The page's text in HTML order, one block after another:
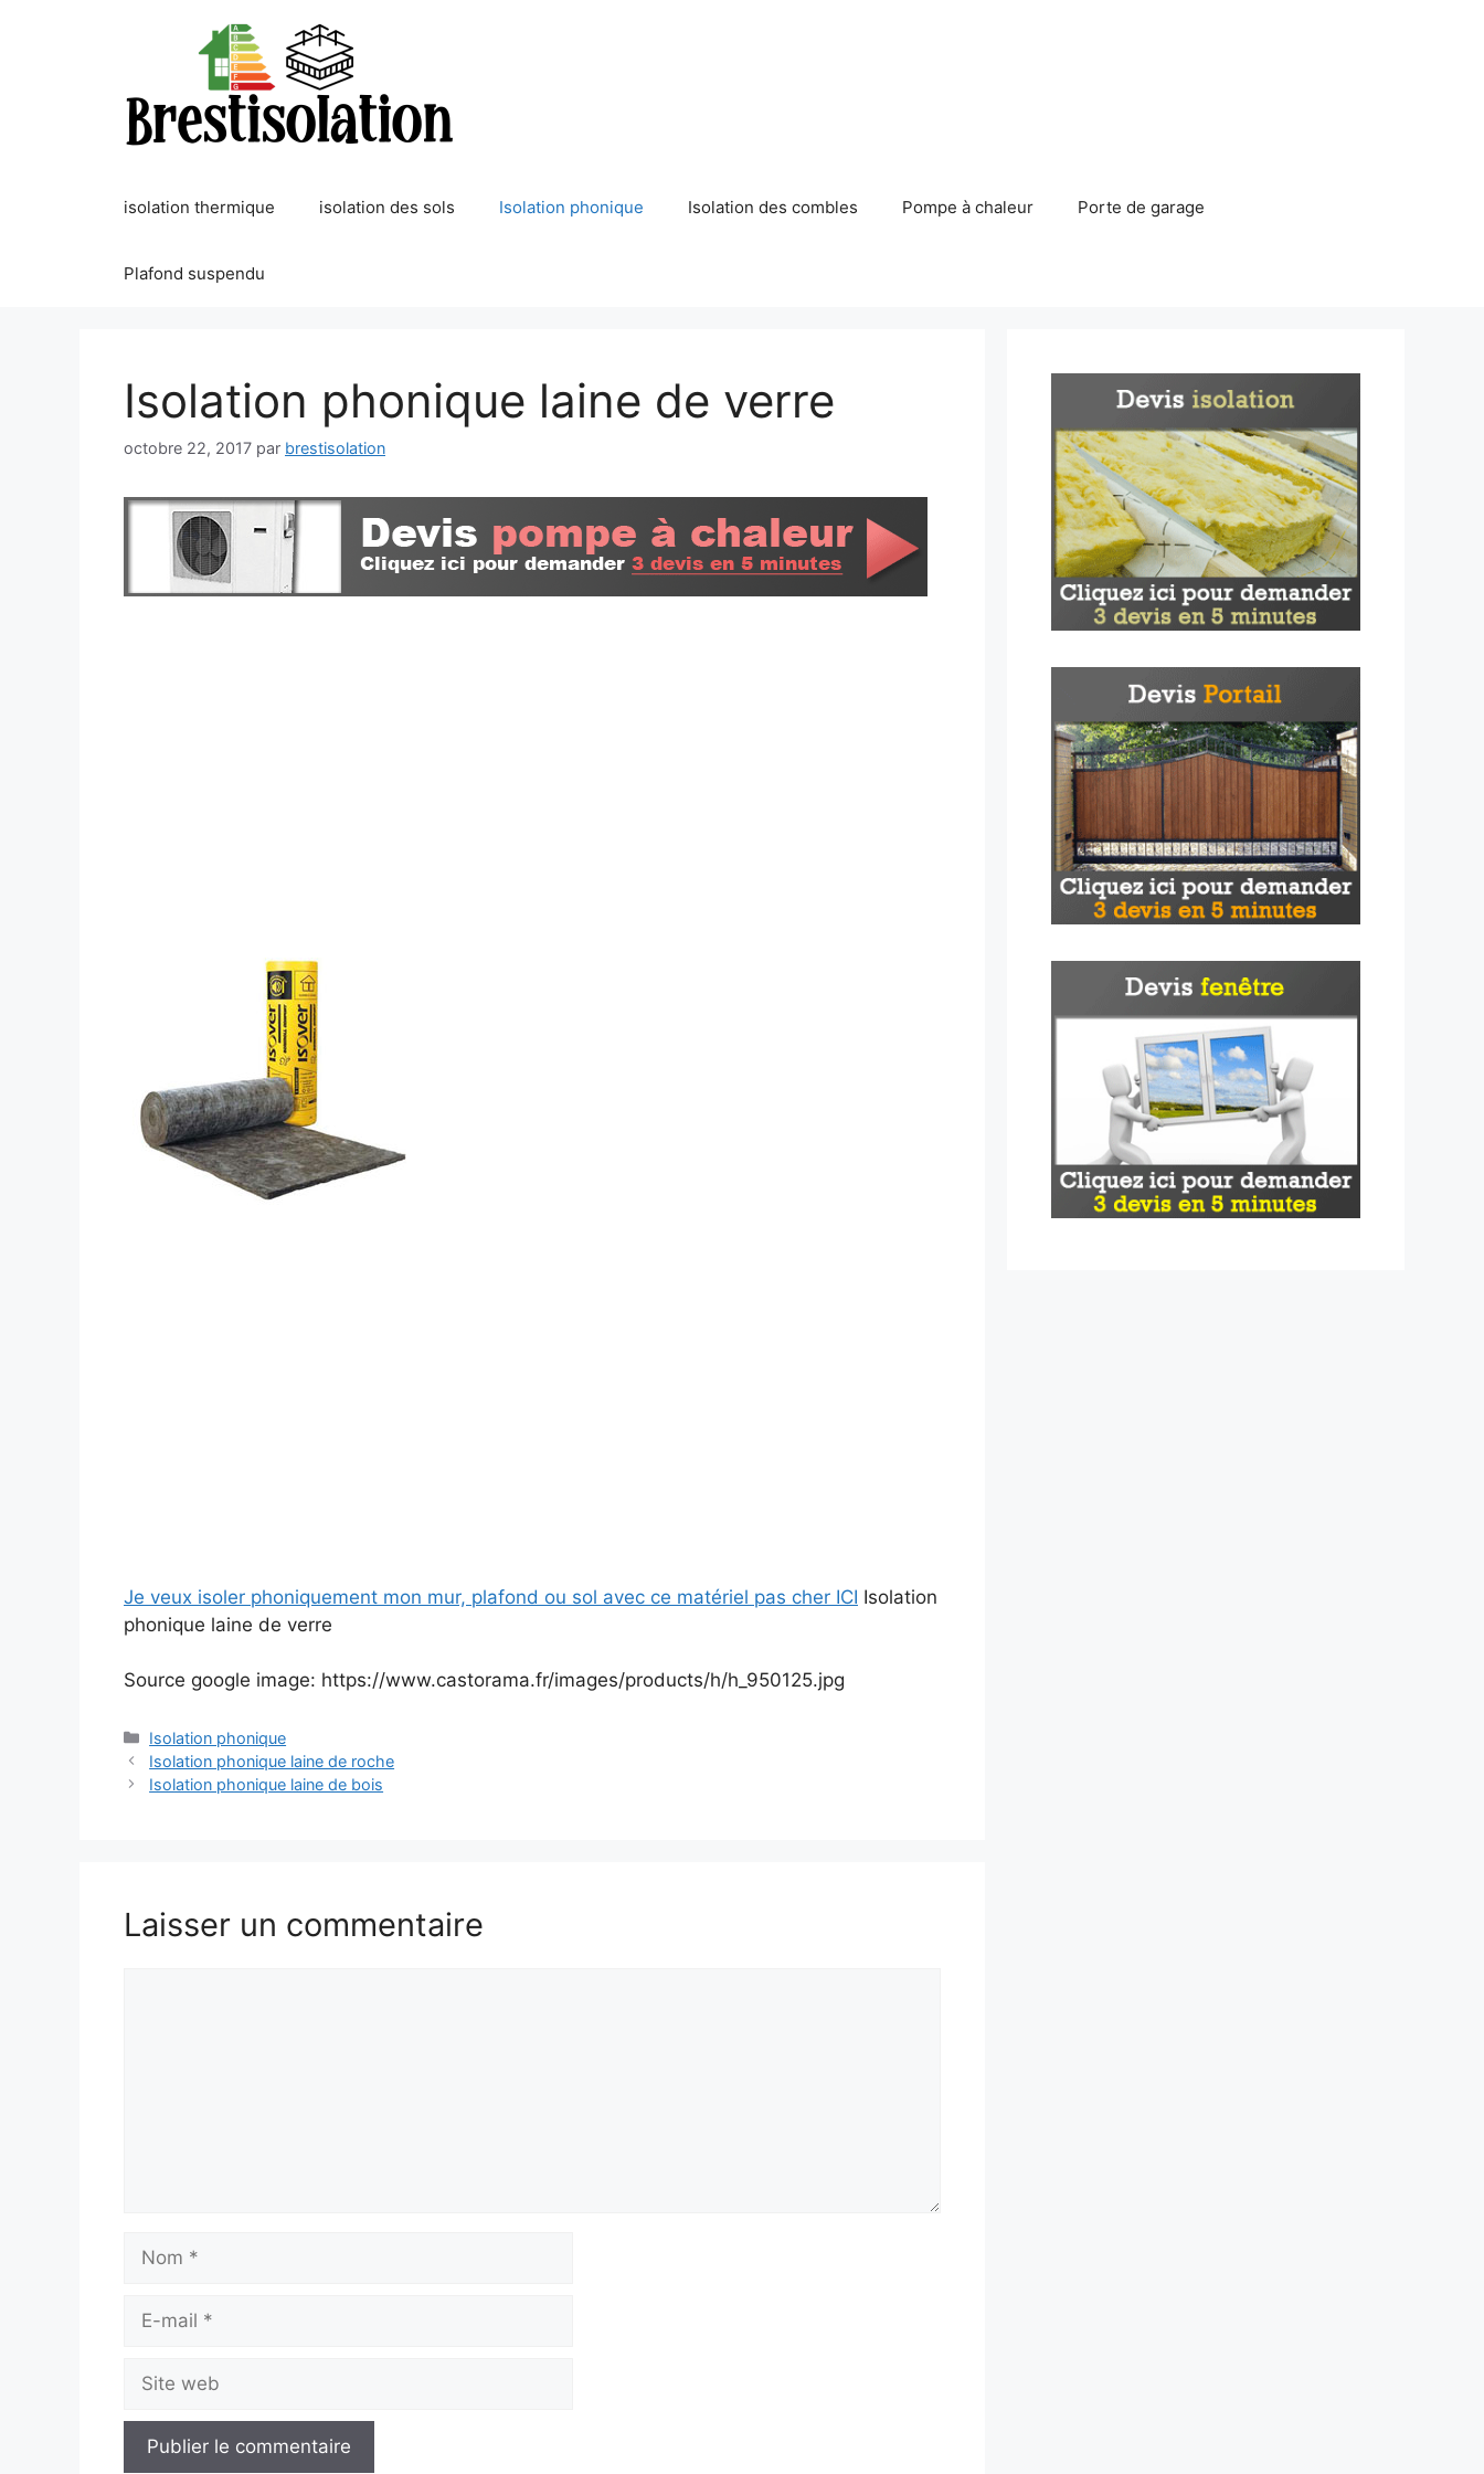
isolation thermique isolation des sols Isolation phonique Isolation des combles Pompe à chaleur Porte de garage
Plafond suspendu
Isolation phonique laine de verre
octobre 22, 2017 par brestisolation
Je veux isoler phoniquement mon mur, plafond ou sol avec ce matériel pas cher ICI Isolation
phonique laine de verre
Source google image: https://www.castorama.fr/images/products/h/h_950125.jpg
Catégories
Isolation phonique
Isolation phonique laine de roche
Isolation phonique laine de bois
Laisser un commentaire
mail
web